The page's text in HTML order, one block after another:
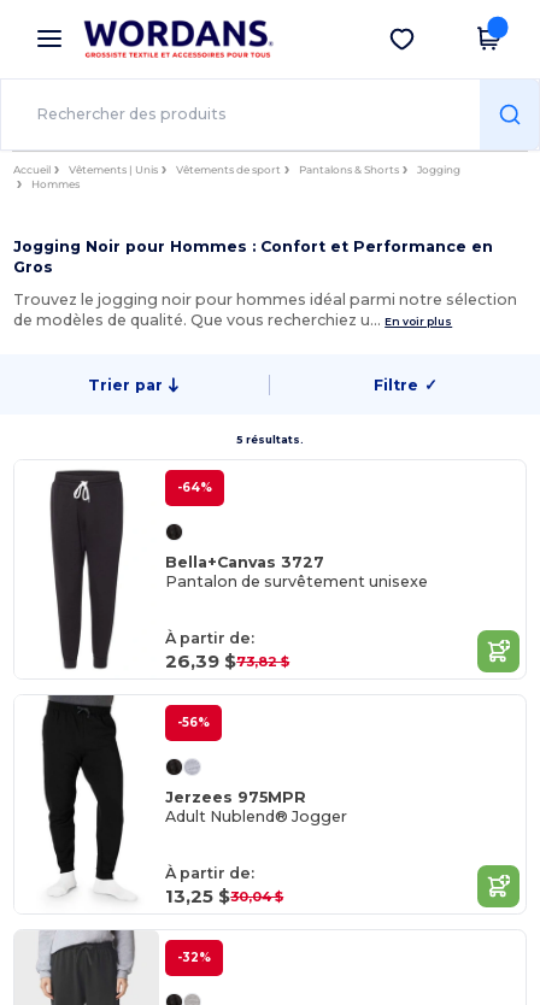
× Appli Wordans
Meilleurs prix sur l’app !
Obtenir l'appli
Accueil Vêtements | Unis Vêtements de sport Pantalons & Shorts
Jogging
Hommes
Jogging Noir pour Hommes : Confort et Performance en
Gros
Trouvez le jogging noir pour hommes idéal parmi notre sélection
de modèles de qualité. Que vous recherchiez u…En voir plus
Trier par Filtre ✓
5 résultats.
-64%
Bella+Canvas 3727
Pantalon de survêtement unisexe
À partir de:
26,39 $73,82 $
-56%
Jerzees 975MPR
Adult Nublend® Jogger
À partir de:
13,25 $30,04 $
-32%